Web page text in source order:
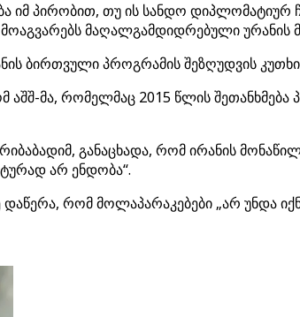
იმ პირობით, თუ ის სანდო
მაღალგამდიდრებული ურანის
პროგრამის შეზღუდვის
აშშ-მა, რომელმაც 2015 წლის
განაცხადა, რომ ირანის
არ ენდობა“.
რომ მოლაპარაკებები „არ უნდა